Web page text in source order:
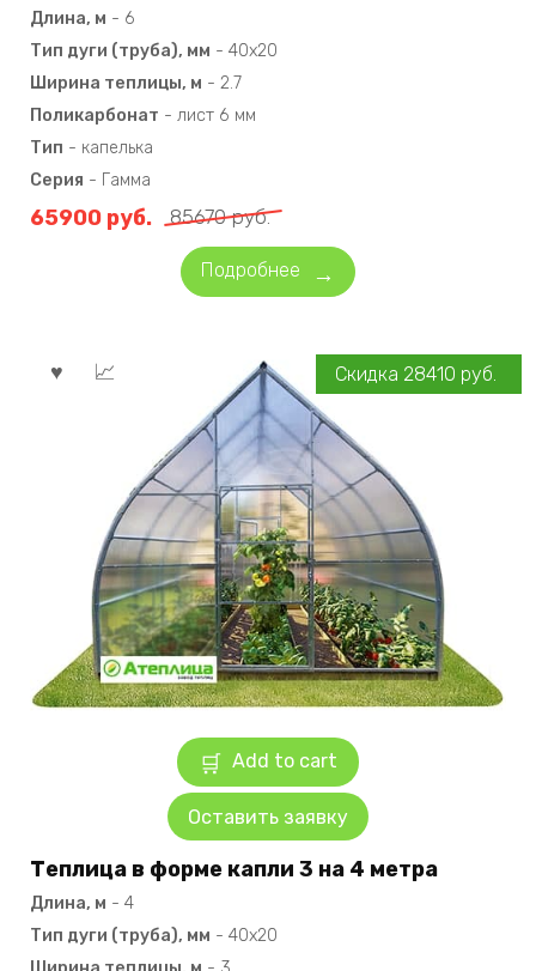
Длина, м - 6
Тип дуги (труба), мм - 40х20
Ширина теплицы, м - 2.7
Поликарбонат - лист 6 мм
Тип - капелька
Серия - Гамма
85670руб.
65900 руб.
Подробнее
Add to cart
Оставить заявку
Скидка 28410 руб.
Теплица в форме капли 3 на 4 метра
Длина, м - 4
Тип дуги (труба), мм - 40х20